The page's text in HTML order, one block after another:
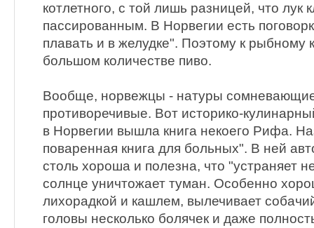
котлетного, с той лишь разницей, что лук
пассированным. В Норвегии есть
плавать и в желудке". Поэтому к рыбному
большом количестве пиво.
Вообще, норвежцы - натуры
противоречивые. Вот историко-
в Норвегии вышла книга некоего Рифа.
поваренная книга для больных". В ней
столь хороша и полезна, что "устраняет
солнце уничтожает туман. Особенно
лихорадкой и кашлем, вылечивает
головы несколько болячек и даже